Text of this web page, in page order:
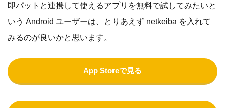
即パットと連携して使えるアプリを無料で試してみたいと
いう Android ユーザーは、とりあえず netkeiba を入れて
みるのが良いかと思います。
App Storeで見る